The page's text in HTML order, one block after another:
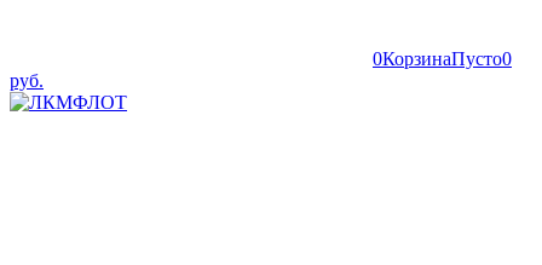
0КорзинаПусто0
руб.